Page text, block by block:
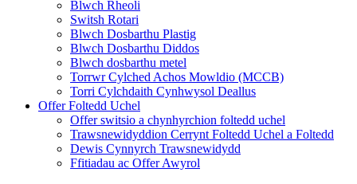
Blwch Rheoli
Switsh Rotari
Blwch Dosbarthu Plastig
Blwch Dosbarthu Diddos
Blwch dosbarthu metel
Torrwr Cylched Achos Mowldio (MCCB)
Torri Cylchdaith Cynhwysol Deallus
Offer Foltedd Uchel
Offer switsio a chynhyrchion foltedd uchel
Trawsnewidyddion Cerrynt Foltedd Uchel a Foltedd
Dewis Cynnyrch Trawsnewidydd
Ffitiadau ac Offer Awyrol